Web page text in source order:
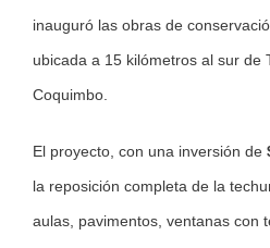
inauguró las obras de
ubicada a 15 kilómetros al sur de
Coquimbo.
El proyecto, con una inversión de
la reposición completa de la
aulas, pavimentos, ventanas con